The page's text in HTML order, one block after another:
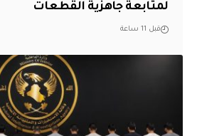
لمتابعة جاهزية القطعات
قبل 11 ساعة